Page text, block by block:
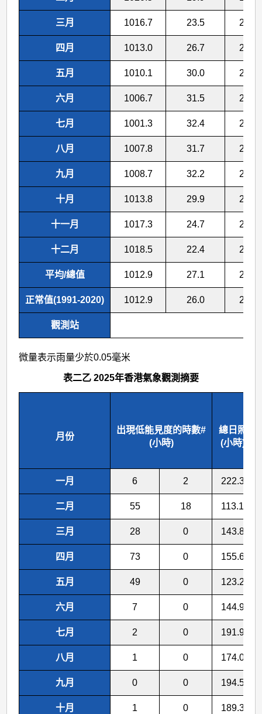
三月 1016.7 23.5 20.1
四月 1013.0 26.7 23.7
五月 1010.1 30.0 27.2
六月 1006.7 31.5 28.9
七月 1001.3 32.4 29.5
八月 1007.8 31.7 29.0
九月 1008.7 32.2 29.3
十月 1013.8 29.9 27.4
十一月 1017.3 24.7 22.3
十二月 1018.5 22.4 20.2
平均/總值 1012.9 27.1 24.3
正常值(1991-2020) 1012.9 26.0 23.5
觀測站
微量表示雨量少於0.05毫米
表二乙 2025年香港氣象觀測摘要
月份
出現低能見度的時數#
(小時)
總日照
(小時)
一月 6 2 222.3
二月 55 18 113.1
三月 28 0 143.8
四月 73 0 155.6
五月 49 0 123.2
六月 7 0 144.9
七月 2 0 191.9
八月 1 0 174.0
九月 0 0 194.5
十月 1 0 189.3